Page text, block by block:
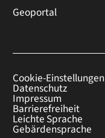
Geoportal
Cookie-Einstellungen
Datenschutz
Impressum
Barrierefreiheit
Leichte Sprache
Gebärdensprache